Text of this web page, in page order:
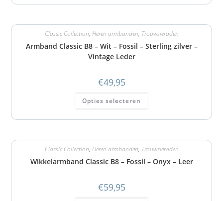
Classic Collection, Heren armbanden, Trouwsieraden
Armband Classic B8 – Wit – Fossil – Sterling zilver –
Vintage Leder
€49,95
Opties selecteren
Classic Collection, Heren armbanden, Trouwsieraden
Wikkelarmband Classic B8 – Fossil – Onyx – Leer
€59,95